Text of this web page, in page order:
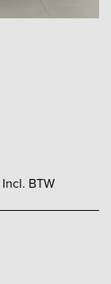
Incl. BTW